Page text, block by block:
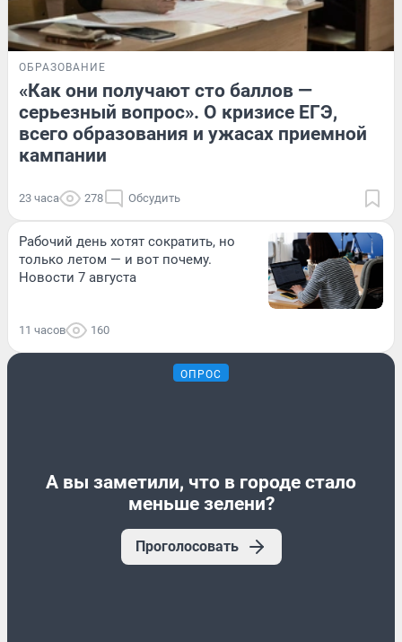
ОБРАЗОВАНИЕ
«Как они получают сто баллов —
серьезный вопрос». О кризисе ЕГЭ,
всего образования и ужасах приемной
кампании
23 часа 278 Обсудить
Рабочий день хотят сократить, но
только летом — и вот почему.
Новости 7 августа
11 часов 160
ОПРОС
А вы заметили, что в городе стало
меньше зелени?
Проголосовать